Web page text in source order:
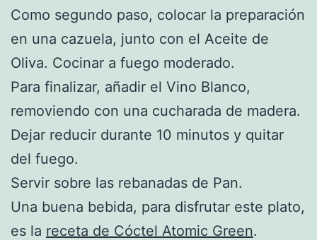
Como segundo paso, colocar la preparación
en una cazuela, junto con el Aceite de
Oliva. Cocinar a fuego moderado.
Para finalizar, añadir el Vino Blanco,
removiendo con una cucharada de madera.
Dejar reducir durante 10 minutos y quitar
del fuego.
Servir sobre las rebanadas de Pan.
Una buena bebida, para disfrutar este plato,
es la receta de Cóctel Atomic Green.